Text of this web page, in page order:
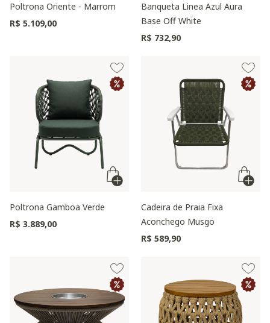
Poltrona Oriente - Marrom
R$ 5.109,00
Banqueta Linea Azul Aura
Base Off White
R$ 732,90
Poltrona Gamboa Verde
R$ 3.889,00
Cadeira de Praia Fixa
Aconchego Musgo
R$ 589,90